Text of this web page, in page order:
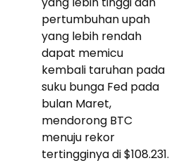
pertumbuhan upah
yang lebih rendah
dapat memicu
kembali taruhan pada
suku bunga Fed pada
bulan Maret,
mendorong BTC
menuju rekor
tertingginya di $108.231.